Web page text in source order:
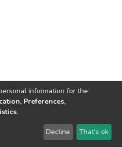
© 2002-2026 LYRASIS
Send Feedback
information for the
Preferences,
.
Decline That's ok